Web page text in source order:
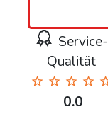
Service-
Qualität
0.0